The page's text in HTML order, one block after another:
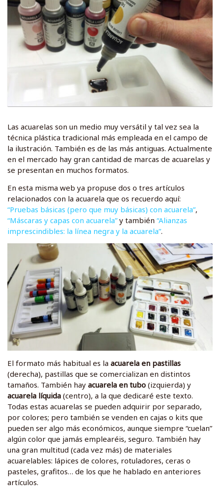
Las acuarelas son un medio muy versátil y tal vez sea la
técnica plástica tradicional más empleada en el campo de
la ilustración. También es de las más antiguas. Actualmente
en el mercado hay gran cantidad de marcas de acuarelas y
se presentan en muchos formatos.
En esta misma web ya propuse dos o tres artículos
relacionados con la acuarela que os recuerdo aquí:
“Pruebas básicas (pero que muy básicas) con acuarela”,
“Máscaras y capas con acuarela” y también “Alianzas
imprescindibles: la línea negra y la acuarela”.
El formato más habitual es la acuarela en pastillas
(derecha), pastillas que se comercializan en distintos
tamaños. También hay acuarela en tubo (izquierda) y
acuarela líquida (centro), a la que dedicaré este texto.
Todas estas acuarelas se pueden adquirir por separado,
por colores; pero también se venden en cajas o kits que
pueden ser algo más económicos, aunque siempre “cuelan”
algún color que jamás emplearéis, seguro. También hay
una gran multitud (cada vez más) de materiales
acuarelables: lápices de colores, rotuladores, ceras o
pasteles, grafitos… de los que he hablado en anteriores
artículos.